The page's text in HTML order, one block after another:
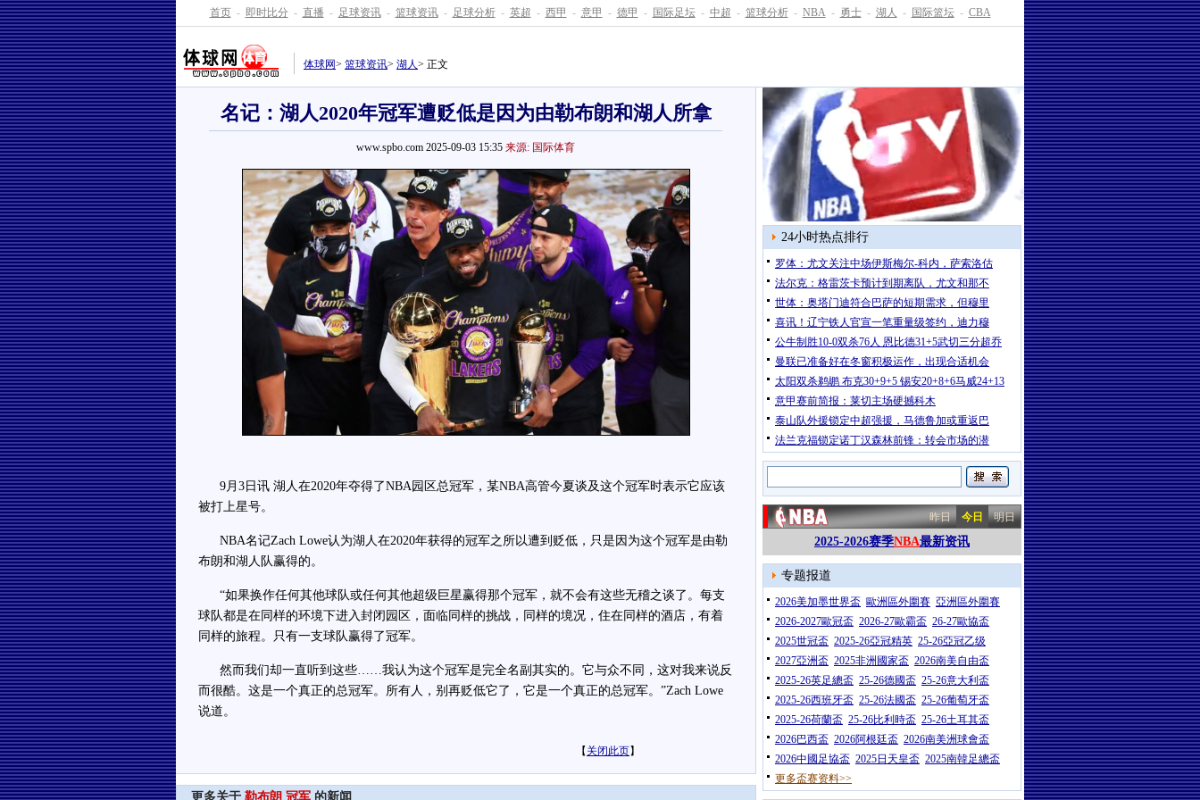
首页 - 即时比分 - 直播 - 足球资讯 - 篮球资讯 - 足球分析 - 英超 - 西甲 - 意甲 - 德甲 - 国际足坛 - 中超 - 篮球分析 - NBA - 勇士 - 湖人 - 国际篮坛 - CBA
体球网> 篮球资讯> 湖人> 正文
名记：湖人2020年冠军遭贬低是因为由勒布朗和湖人所拿
www.spbo.com 2025-09-03 15:35 来源: 国际体育
9月3日讯 湖人在2020年夺得了NBA园区总冠军，某NBA高管今夏谈及这个冠军时表示它应该
被打上星号。
NBA名记Zach Lowe认为湖人在2020年获得的冠军之所以遭到贬低，只是因为这个冠军是由勒
布朗和湖人队赢得的。
“如果换作任何其他球队或任何其他超级巨星赢得那个冠军，就不会有这些无稽之谈了。每支
球队都是在同样的环境下进入封闭园区，面临同样的挑战，同样的境况，住在同样的酒店，有着
同样的旅程。只有一支球队赢得了冠军。
然而我们却一直听到这些……我认为这个冠军是完全名副其实的。它与众不同，这对我来说反
而很酷。这是一个真正的总冠军。所有人，别再贬低它了，它是一个真正的总冠军。”Zach Lowe
说道。
【 关闭此页】
更多关于 勒布朗 冠军 的新闻
24小时热点排行
罗体：尤文关注中场伊斯梅尔-科内，萨索洛估
法尔克：格雷茨卡预计到期离队，尤文和那不
世体：奥塔门迪符合巴萨的短期需求，但穆里
喜讯！辽宁铁人官宣一笔重量级签约，迪力穆
公牛制胜10-0双杀76人 恩比德31+5武切三分超乔
曼联已准备好在冬窗积极运作，出现合适机会
太阳双杀鹈鹕 布克30+9+5 锡安20+8+6马威24+13
意甲赛前简报：莱切主场硬撼科木
泰山队外援锁定中超强援，马德鲁加或重返巴
法兰克福锁定诺丁汉森林前锋：转会市场的潜
昨日 今日 明日
2025-2026赛季NBA最新资讯
专题报道
2026美加墨世界盃 歐洲區外圍賽 亞洲區外圍賽
2026-2027歐冠盃 2026-27歐霸盃 26-27歐協盃
2025世冠盃 2025-26亞冠精英 25-26亞冠乙级
2027亞洲盃 2025非洲國家盃 2026南美自由盃
2025-26英足總盃 25-26德國盃 25-26意大利盃
2025-26西班牙盃 25-26法國盃 25-26葡萄牙盃
2025-26荷蘭盃 25-26比利時盃 25-26土耳其盃
2026巴西盃 2026阿根廷盃 2026南美洲球會盃
2026中國足協盃 2025日天皇盃 2025南韓足總盃
更多盃赛资料>>